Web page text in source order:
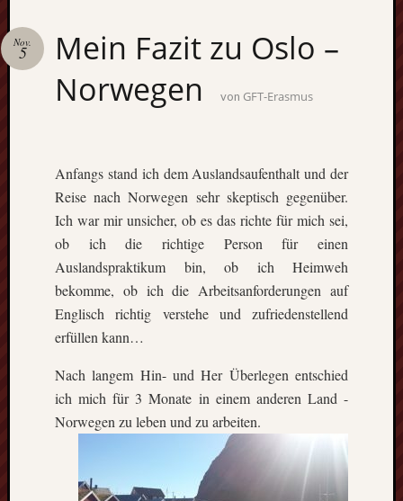
Mein Fazit zu Oslo –
Norwegen
Nov.
5
von GFT-Erasmus
Anfangs stand ich dem Auslandsaufenthalt und der
Reise nach Norwegen sehr skeptisch gegenüber.
Ich war mir unsicher, ob es das richte für mich sei,
ob ich die richtige Person für einen
Auslandspraktikum bin, ob ich Heimweh
bekomme, ob ich die Arbeitsanforderungen auf
Englisch richtig verstehe und zufriedenstellend
erfüllen kann…
Nach langem Hin- und Her Überlegen entschied
ich mich für 3 Monate in einem anderen Land -
Norwegen zu leben und zu arbeiten.